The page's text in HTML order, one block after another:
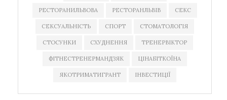
РЕСТОРАНИЛЬВОВА РЕСТОРАНЛЬВІВ СЕКС
СЕКСУАЛЬНІСТЬ СПОРТ СТОМАТОЛОГІЯ
СТОСУНКИ СХУДНЕННЯ ТРЕНЕРВІКТОР
ФІТНЕСТРЕНЕРМАНДЗЯК ЦІНАБІТКОЇНА
ЯКОТРИМАТИГРАНТ ІНВЕСТИЦІЇ